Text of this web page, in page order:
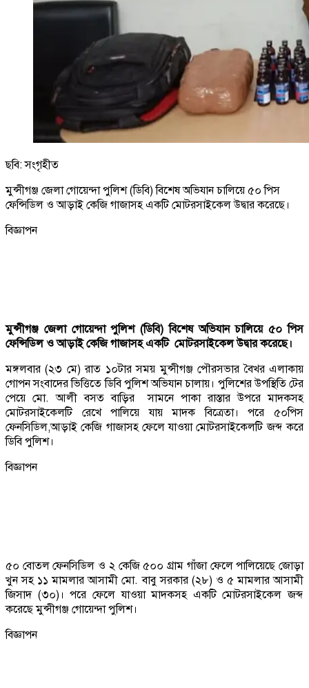
ছবি: সংগৃহীত
মুন্সীগঞ্জ জেলা গোয়েন্দা পুলিশ (ডিবি) বিশেষ অভিযান চালিয়ে ৫০ পিস
ফেন্সিডিল ও আড়াই কেজি গাজাসহ একটি মোটরসাইকেল উদ্বার করেছে।
বিজ্ঞাপন
মুন্সীগঞ্জ জেলা গোয়েন্দা পুলিশ (ডিবি) বিশেষ অভিযান চালিয়ে ৫০ পিস
ফেন্সিডিল ও আড়াই কেজি গাজাসহ একটি মোটরসাইকেল উদ্বার করেছে।
মঙ্গলবার (২৩ মে) রাত ১০টার সময় মুন্সীগঞ্জ পৌরসভার বৈখর এলাকায়
গোপন সংবাদের ভিত্তিতে ডিবি পুলিশ অভিযান চালায়। পুলিশের উপস্থিতি টের
পেয়ে মো. আলী বসত বাড়ির সামনে পাকা রাস্তার উপরে মাদকসহ
মোটরসাইকেলটি রেখে পালিয়ে যায় মাদক বিত্রেতা। পরে ৫০পিস
ফেনসিডিল,আড়াই কেজি গাজাসহ ফেলে যাওয়া মোটরসাইকেলটি জব্দ করে
ডিবি পুলিশ।
বিজ্ঞাপন
৫০ বোতল ফেনসিডিল ও ২ কেজি ৫০০ গ্রাম গাঁজা ফেলে পালিয়েছে জোড়া
খুন সহ ১১ মামলার আসামী মো. বাবু সরকার (২৮) ও ৫ মামলার আসামী
জিসাদ (৩০)। পরে ফেলে যাওয়া মাদকসহ একটি মোটরসাইকেল জব্দ
করেছে মুন্সীগঞ্জ গোয়েন্দা পুলিশ।
বিজ্ঞাপন